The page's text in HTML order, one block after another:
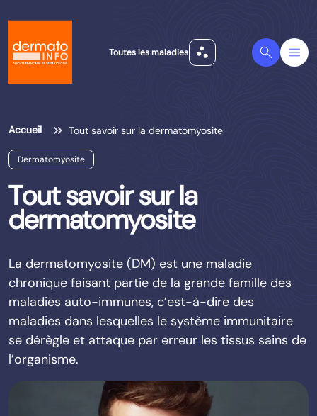
Toutes les maladies scatter_plot Search Menu
Accueil Tout savoir sur la dermatomyosite
Dermatomyosite
Tout savoir sur la
dermatomyosite
La dermatomyosite (DM) est une maladie
chronique faisant partie de la grande famille des
maladies auto-immunes, c’est-à-dire des
maladies dans lesquelles le système immunitaire
se dérègle et attaque par erreur les tissus sains de
l’organisme.